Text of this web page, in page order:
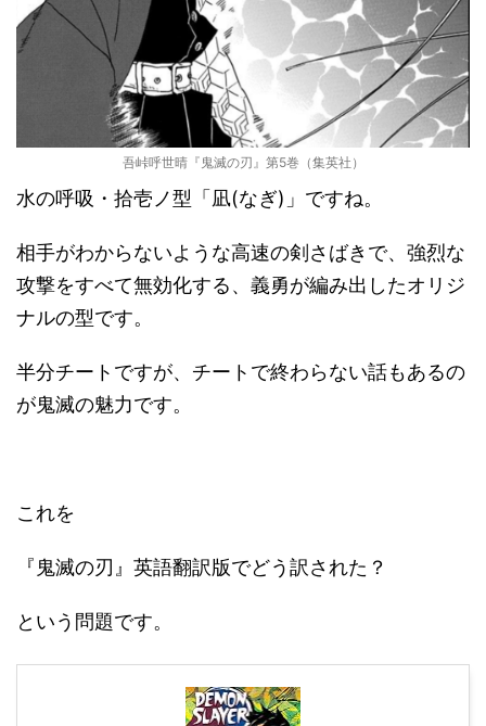
吾峠呼世晴『鬼滅の刃』第5巻（集英社）
水の呼吸・拾壱ノ型「凪(なぎ)」ですね。
相手がわからないような高速の剣さばきで、強烈な
攻撃をすべて無効化する、義勇が編み出したオリジ
ナルの型です。
半分チートですが、チートで終わらない話もあるの
が鬼滅の魅力です。
これを
『鬼滅の刃』英語翻訳版でどう訳された？
という問題です。